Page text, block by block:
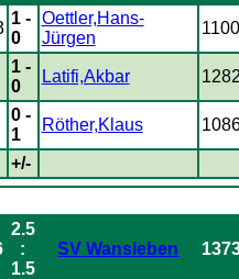
1 -
0
Oettler,Hans-
Jürgen
1100
1 -
0
Latifi,Akbar
0 -
1
Röther,Klaus
+/-
2.5
:
1.5
SV Wansleben